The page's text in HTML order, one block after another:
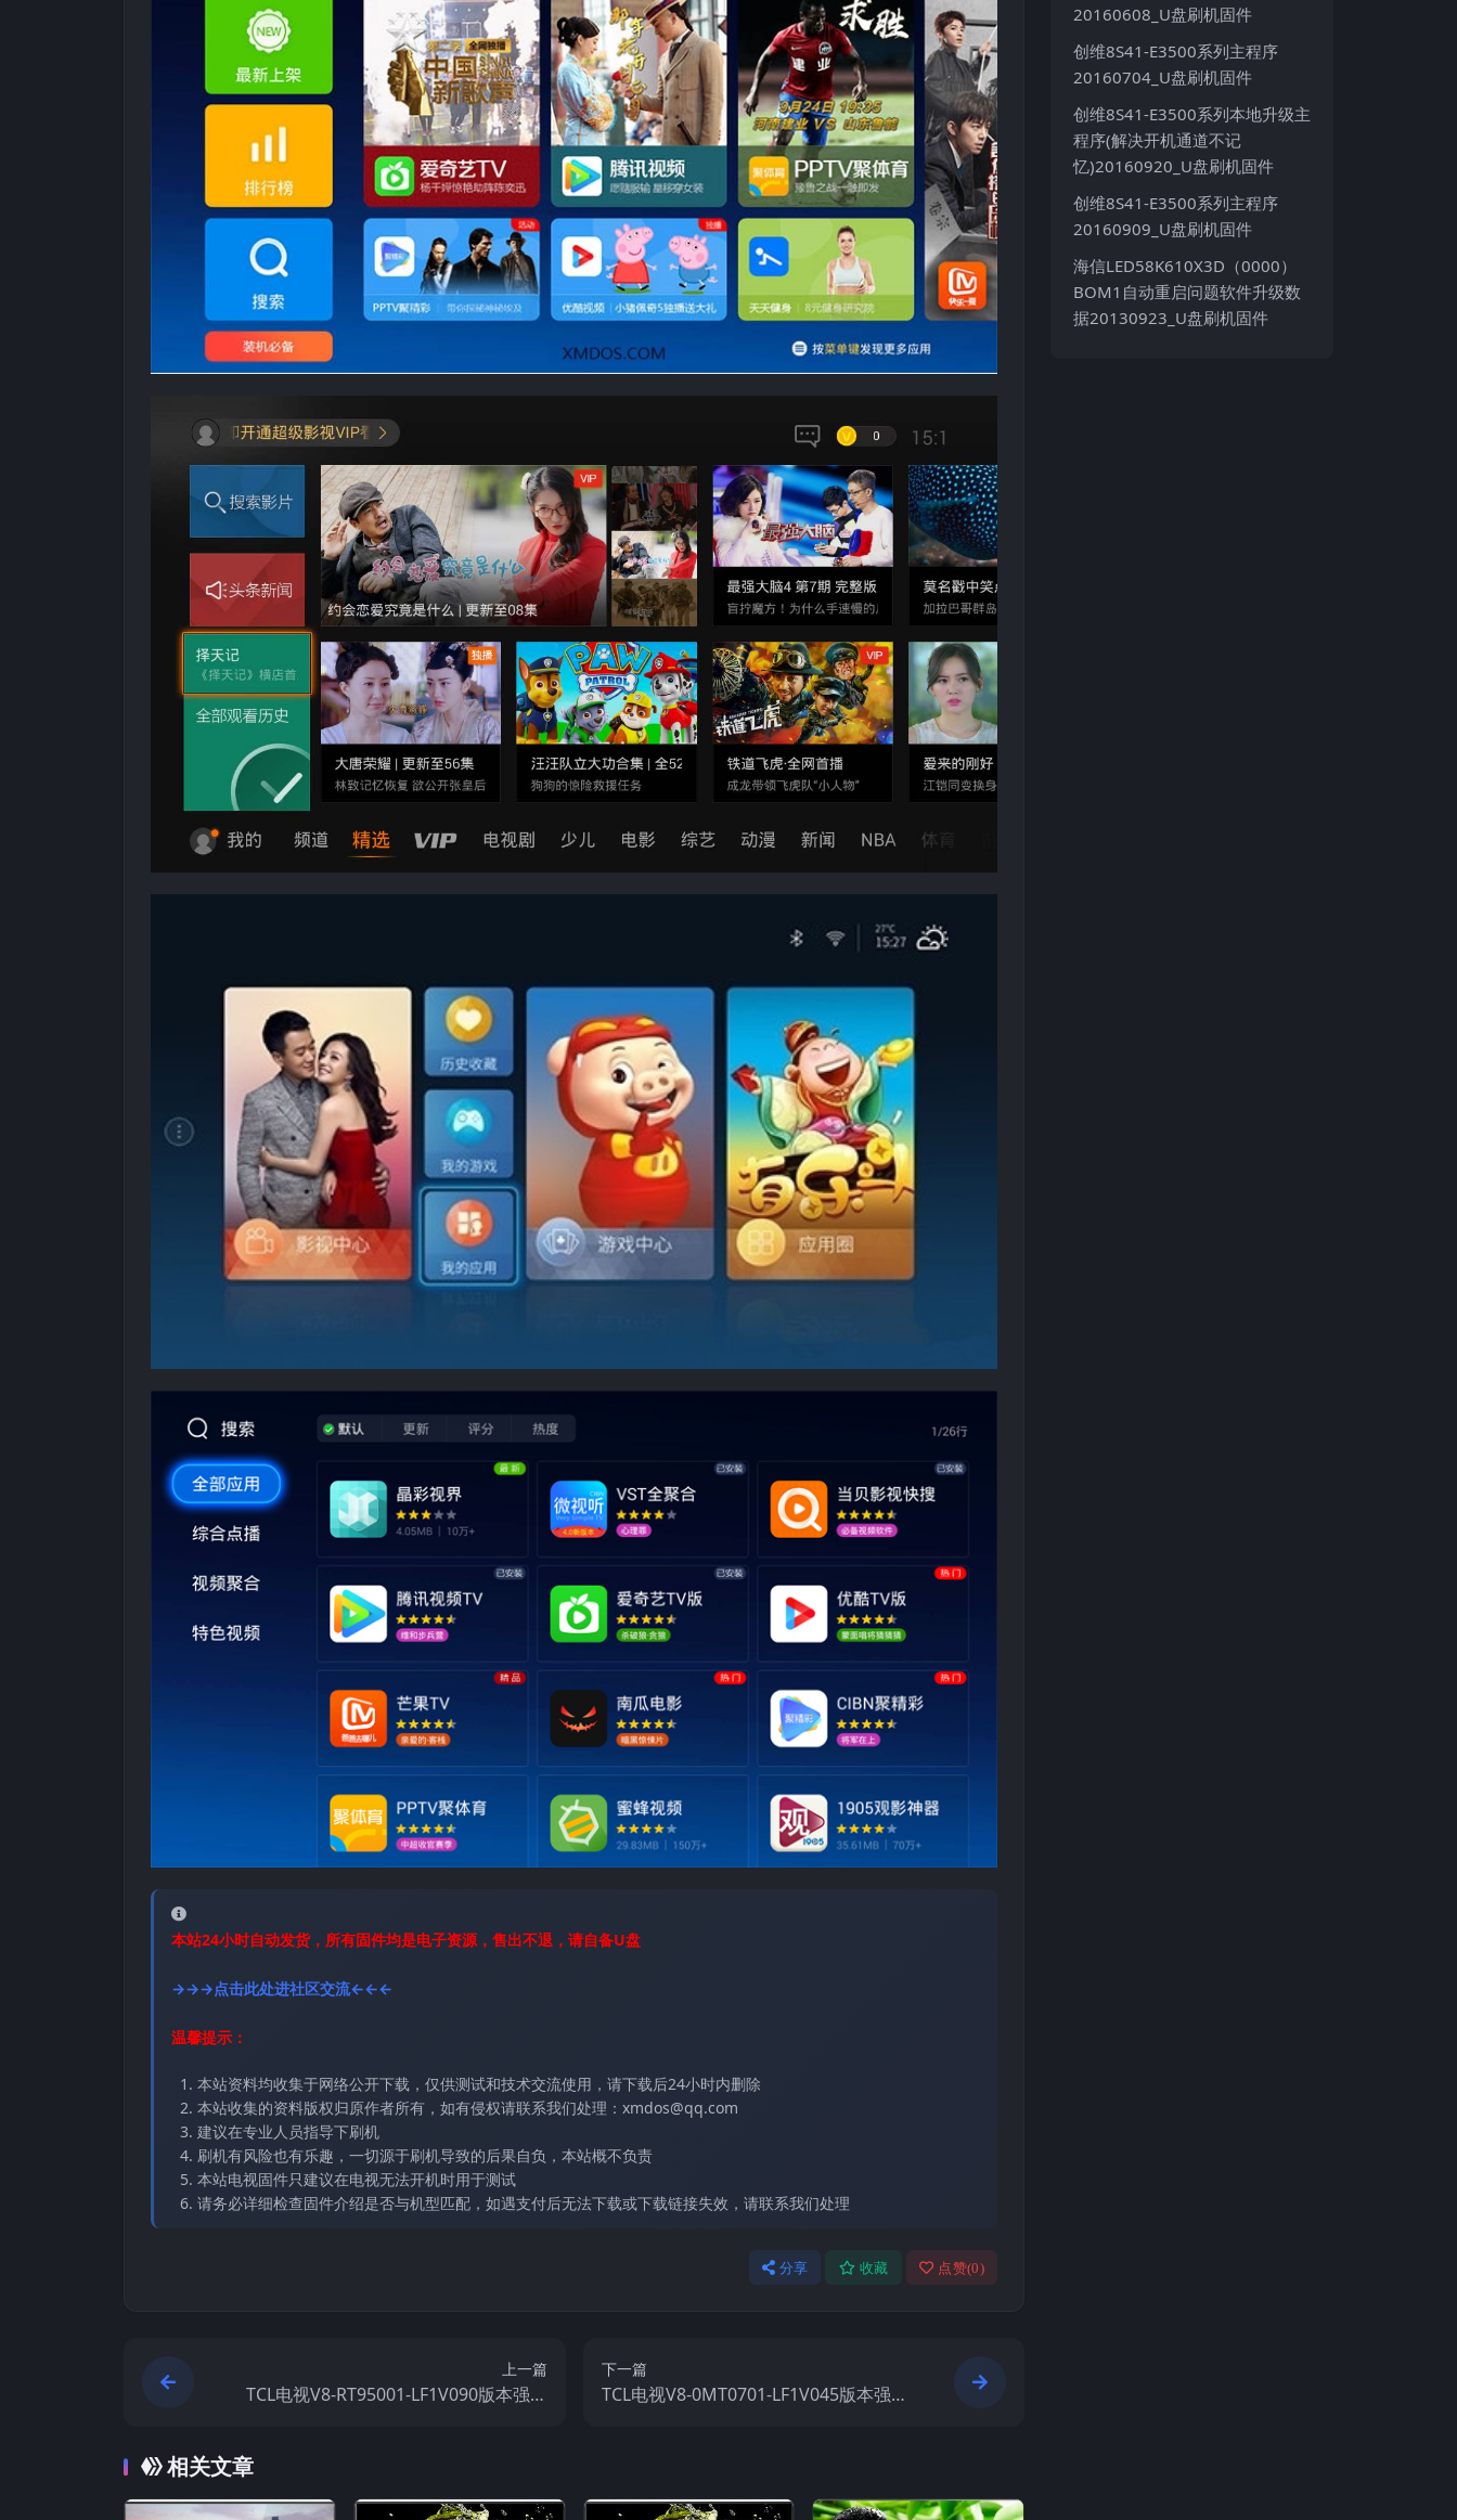
本站24小时自动发货，所有固件均是电子资源，售出不退，请自备U盘
→→→点击此处进社区交流←←←
温馨提示：
本站资料均收集于网络公开下载，仅供测试和技术交流使用，请下载后24小时内删除
本站收集的资料版权归原作者所有，如有侵权请联系我们处理：xmdos@qq.com
建议在专业人员指导下刷机
刷机有风险也有乐趣，一切源于刷机导致的后果自负，本站概不负责
本站电视固件只建议在电视无法开机时用于测试
请务必详细检查固件介绍是否与机型匹配，如遇支付后无法下载或下载链接失效，请联系我们处理
分享 收藏 点赞(0)
上一篇
TCL电视V8-RT95001-LF1V090版本强刷
下一篇
TCL电视V8-0MT0701-LF1V045版本强刷
相关文章
20160608_U盘刷机固件
创维8S41-E3500系列主程序
20160704_U盘刷机固件
创维8S41-E3500系列本地升级主
程序(解决开机通道不记
忆)20160920_U盘刷机固件
创维8S41-E3500系列主程序
20160909_U盘刷机固件
海信LED58K610X3D（0000）
BOM1自动重启问题软件升级数
据20130923_U盘刷机固件